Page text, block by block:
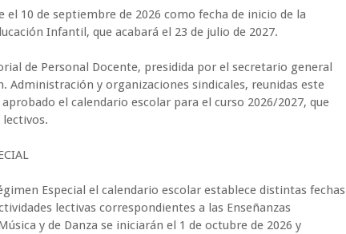
10 de septiembre de 2026 como fecha de inicio de la
Infantil, que acabará el 23 de julio de 2027.
de Personal Docente, presidida por el secretario general
Administración y organizaciones sindicales, reunidas este
el calendario escolar para el curso 2026/2027, que
Especial el calendario escolar establece distintas fechas
lectivas correspondientes a las Enseñanzas
y de Danza se iniciarán el 1 de octubre de 2026 y